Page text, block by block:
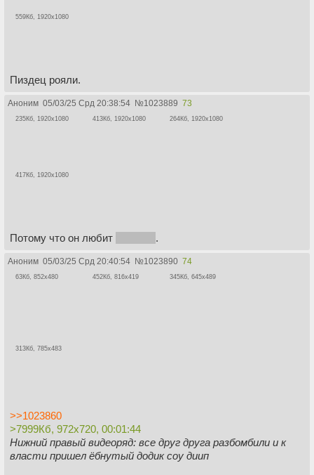
559Кб, 1920x1080
Пиздец рояли.
Аноним 05/03/25 Срд 20:38:54 №1023889 73
235Кб, 1920x1080 413Кб, 1920x1080 264Кб, 1920x1080
417Кб, 1920x1080
Потому что он любит .
Аноним 05/03/25 Срд 20:40:54 №1023890 74
63Кб, 852x480 452Кб, 816x419 345Кб, 645x489
313Кб, 785x483
>>1023860
>7999Кб, 972x720, 00:01:44
Нижний правый видеоряд: все друг друга разбомбили и к
власти пришел ёбнутый додик соу диип